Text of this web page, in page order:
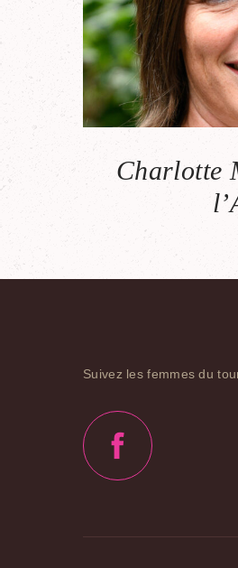
Charlotte
Suivez les femmes du